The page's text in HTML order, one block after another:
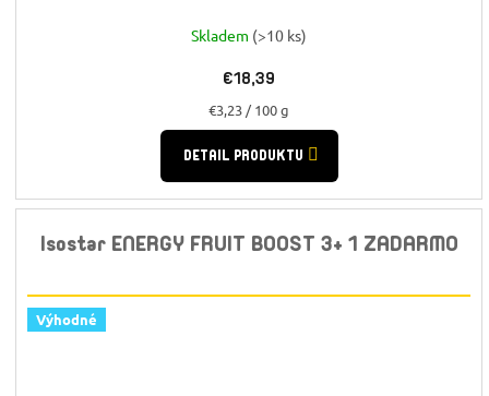
Skladem (>10 ks)
€18,39
Jednotková
cena:
€3,23 / 100 g
DETAIL PRODUKTU
Isostar ENERGY FRUIT BOOST 3+ 1 ZADARMO
Výhodné